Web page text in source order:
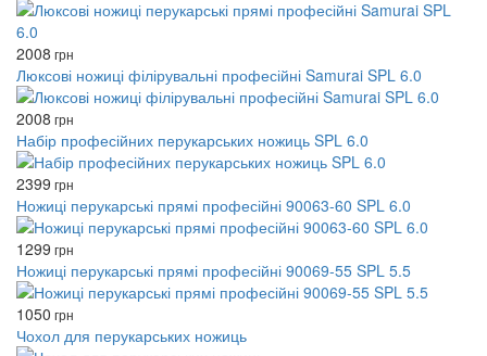
2008 грн
Люксові ножиці філірувальні професійні Samurai SPL 6.0
2008 грн
Набір професійних перукарських ножиць SPL 6.0
2399 грн
Ножиці перукарські прямі професійні 90063-60 SPL 6.0
1299 грн
Ножиці перукарські прямі професійні 90069-55 SPL 5.5
1050 грн
Чохол для перукарських ножиць